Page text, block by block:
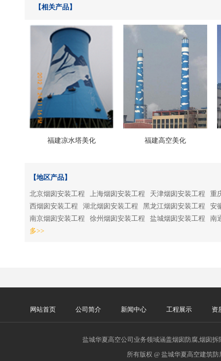
【相关产品】
福建凉水塔美化 福建高空美化
【地区产品】
北京烟囱安装工程 上海烟囱安装工程 天津烟囱安装工程
重
西烟囱安装工程
湖北烟囱安装工程 黑龙江烟囱安装工程
安
南京烟囱安装工程
徐州烟囱安装工程 盐城烟囱安装工程
南
多>>
网站首页 公司简介 新闻中心 工程展示 资
盐城华夏高空公司业务领域涵盖烟囱防腐,烟囱
所有版权 @ 盐城华夏高空建筑